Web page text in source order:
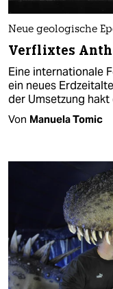
Neue geologische
Verflixtes
Eine internationale
ein neues
der Umsetzung hakt
Von Manuela Tomic